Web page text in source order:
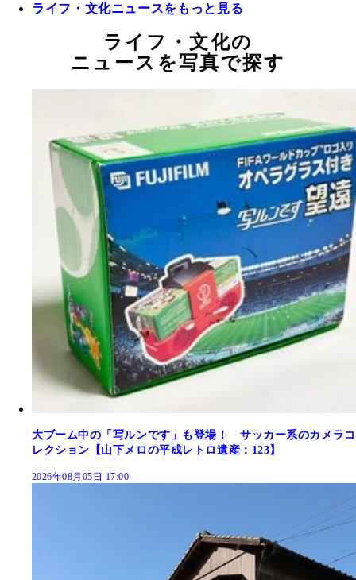
ライフ・文化ニュースをもっと見る
ライフ・文化の
ニュースを写真で探す
大ブーム中の「写ルンです」も登場！ サッカー系のカメラコ
レクション【山下メロの平成レトロ遺産：123】
2026年08月05日 17:00